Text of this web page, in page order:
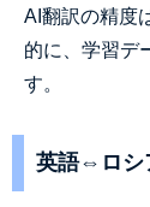
AI翻訳の精度
的に、学習デ
す。
英語⇔ロシ